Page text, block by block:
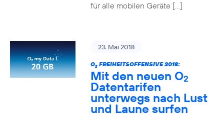
für alle mobilen Geräte […]
23. Mai 2018
O2FREIHEITSOFFENSIVE 2018:
Mit den neuen O2
Datentarifen
unterwegs nach Lust
und Laune surfen